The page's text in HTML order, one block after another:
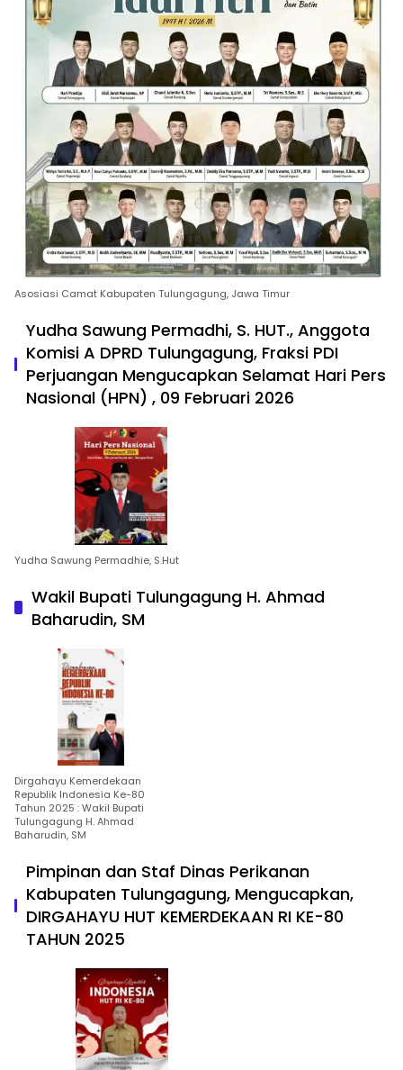
Asosiasi Camat Kabupaten Tulungagung, Jawa Timur
Yudha Sawung Permadhi, S. HUT., Anggota
Komisi A DPRD Tulungagung, Fraksi PDI
Perjuangan Mengucapkan Selamat Hari Pers
Nasional (HPN) , 09 Februari 2026
Yudha Sawung Permadhie, S.Hut
Wakil Bupati Tulungagung H. Ahmad
Baharudin, SM
Dirgahayu Kemerdekaan
Republik Indonesia Ke-80
Tahun 2025 : Wakil Bupati
Tulungagung H. Ahmad
Baharudin, SM
Pimpinan dan Staf Dinas Perikanan
Kabupaten Tulungagung, Mengucapkan,
DIRGAHAYU HUT KEMERDEKAAN RI KE-80
TAHUN 2025